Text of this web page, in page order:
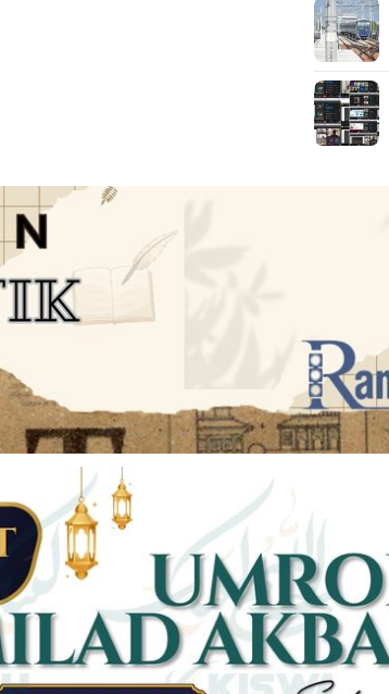
MEDIA SIBER
JARINGAN SOCIAL
Facebook Twitter
Linkedin
Youtube